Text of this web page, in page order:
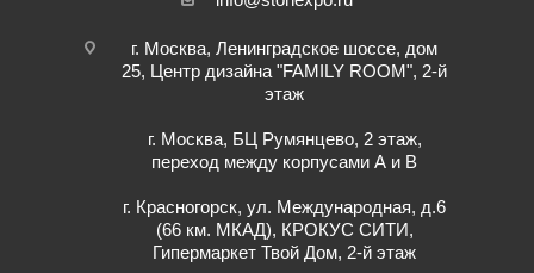
г. Москва, Ленинградское шоссе, дом
25, Центр дизайна "FAMILY ROOM", 2-й
этаж
г. Москва, БЦ Румянцево, 2 этаж,
переход между корпусами А и В
г. Красногорск, ул. Международная, д.6
(66 км. МКАД), КРОКУС СИТИ,
Гипермаркет Твой Дом, 2-й этаж